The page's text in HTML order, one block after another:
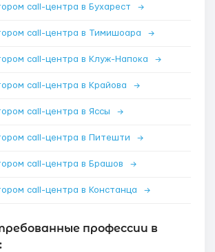
call-центра в Бухарест →
call-центра в Тимишоара →
call-центра в Клуж-Напока →
call-центра в Крайова →
call-центра в Яссы →
call-центра в Питешти →
call-центра в Брашов →
call-центра в Констанца →
профессии в